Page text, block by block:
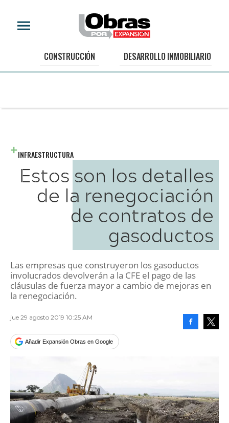
CONSTRUCCIÓN DESARROLLO INMOBILIARIO
INFRAESTRUCTURA
Estos son los detalles
de la renegociación
de contratos de
gasoductos
Las empresas que construyeron los gasoductos
involucrados devolverán a la CFE el pago de las
cláusulas de fuerza mayor a cambio de mejoras en
la renegociación.
jue 29 agosto 2019 10:25 AM
Añadir Expansión Obras en Google